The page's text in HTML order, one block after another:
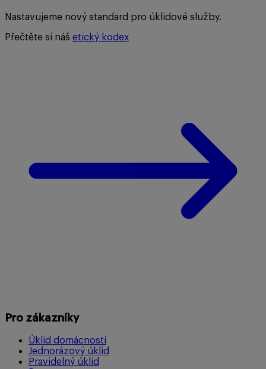
Nastavujeme nový standard pro úklidové služby.
Přečtěte si náš etický kodex
Pro zákazníky
Úklid domácností
Jednorázový úklid
Pravidelný úklid